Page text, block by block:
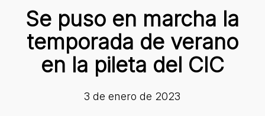
Se puso en marcha la
temporada de verano
en la pileta del CIC
3 de enero de 2023